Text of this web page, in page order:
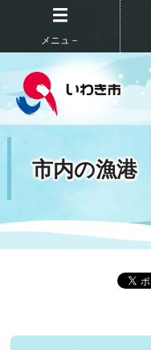
メニュ－
市内の漁港